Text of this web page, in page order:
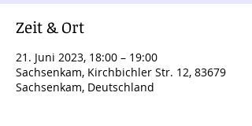
Zeit & Ort
21. Juni 2023, 18:00 – 19:00
Sachsenkam, Kirchbichler Str. 12, 83679
Sachsenkam, Deutschland